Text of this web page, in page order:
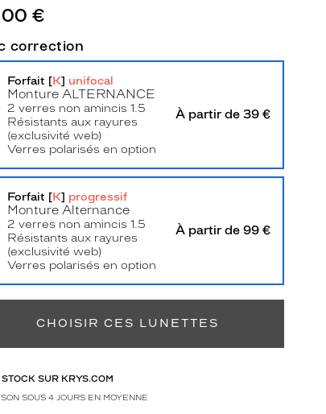
€
correction
Forfait [K] unifocal
Monture ALTERNANCE
2 verres non amincis 1.5
Résistants aux rayures
(exclusivité web)
Verres polarisés en option
À partir de 39 €
Retrait en magasin Offert
Forfait [K] progressif
Monture Alternance
2 verres non amincis 1.5
Résistants aux rayures
(exclusivité web)
Verres polarisés en option
À partir de 99 €
CHOISIR CES LUNETTES
STOCK SUR KRYS.COM
SOUS 4 JOURS EN MOYENNE